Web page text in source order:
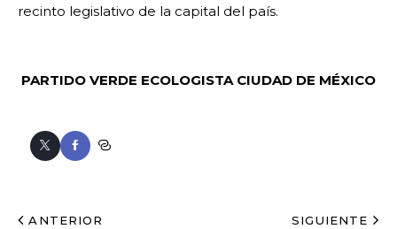
recinto legislativo de la capital del país.
PARTIDO VERDE ECOLOGISTA CIUDAD DE MÉXICO
ANTERIOR SIGUIENTE